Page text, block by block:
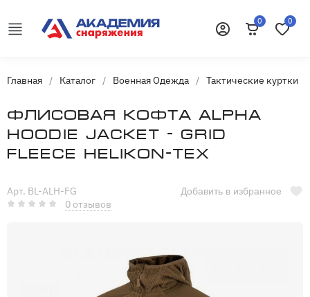
0 0
Главная / Каталог / Военная Одежда / Тактические куртки
Флисовая кофта ALPHA
HOODIE JACKET - GRID
FLEECE Helikon-Tex
Арт. BL-ALH-FG
0 отзывов
Добавить в избранное